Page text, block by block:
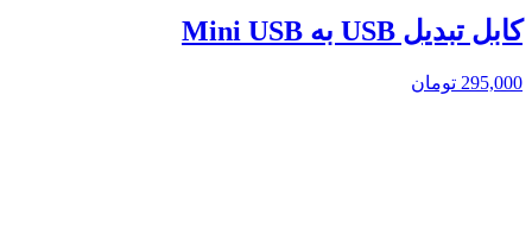
کابل تبدیل USB به Mini USB
295,000 تومان